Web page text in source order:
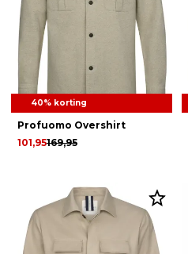
40% korting
Profuomo Overshirt
169,95
101,95